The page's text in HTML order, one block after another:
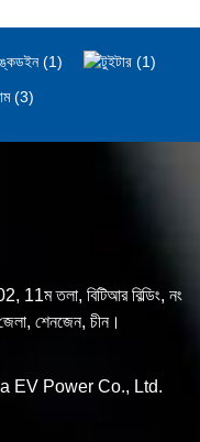
11ম তলা, বিটিআর বিল্ডিং, নং
শেনজেন, চীন।
EV Power Co., Ltd.